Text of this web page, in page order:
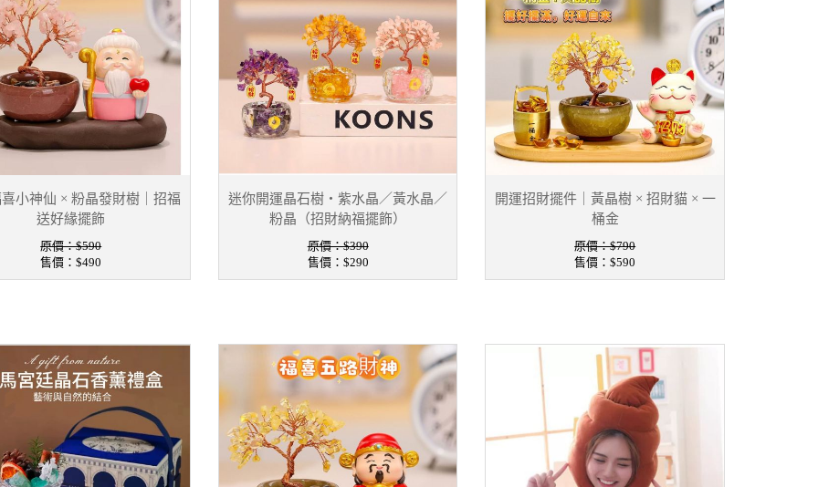
小神仙 × 粉晶發財樹｜招福
送好緣擺飾
原價：$590
售價：$490
迷你開運晶石樹・紫水晶／黃水晶／
粉晶（招財納福擺飾）
原價：$390
售價： $290
開運招財擺件｜黃晶樹 × 招財貓 × 一
桶金
原價：$790
售價：$590